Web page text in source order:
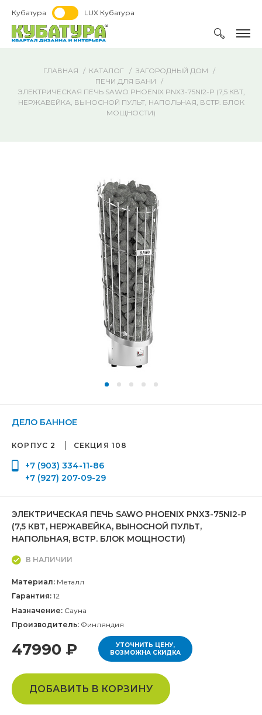
Кубатура LUX Кубатура
ГЛАВНАЯ КАТАЛОГ
ЗАГОРОДНЫЙ ДОМ
ПЕЧИ ДЛЯ БАНИ
ЭЛЕКТРИЧЕСКАЯ ПЕЧЬ SAWO PHOENIX PNX3-75NI2-P (7,5 КВТ,
НЕРЖАВЕЙКА, ВЫНОСНОЙ ПУЛЬТ, НАПОЛЬНАЯ, ВСТР. БЛОК
МОЩНОСТИ)
ДЕЛО БАННОЕ
КОРПУС 2 СЕКЦИЯ 108
+7 (903) 334-11-86
+7 (927) 207-09-29
ЭЛЕКТРИЧЕСКАЯ ПЕЧЬ SAWO PHOENIX PNX3-75NI2-P
(7,5 КВТ, НЕРЖАВЕЙКА, ВЫНОСНОЙ ПУЛЬТ,
НАПОЛЬНАЯ, ВСТР. БЛОК МОЩНОСТИ)
В НАЛИЧИИ
Материал: Металл
Гарантия: 12
Назначение: Сауна
Производитель: Финляндия
47990 ₽
УТОЧНИТЬ ЦЕНУ,
ВОЗМОЖНА СКИДКА
ДОБАВИТЬ В КОРЗИНУ